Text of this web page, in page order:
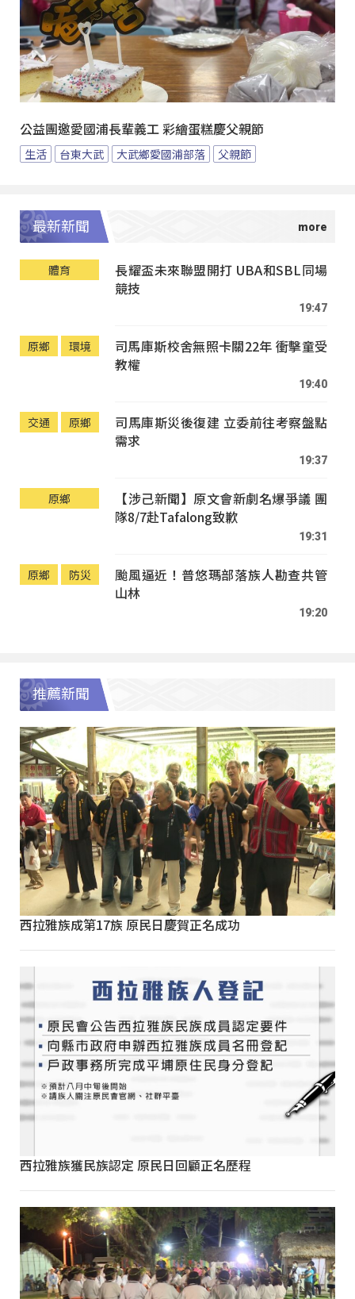
公益團邀愛國浦長輩義工 彩繪蛋糕慶父親節
生活 台東大武 大武鄉愛國浦部落 父親節
最新新聞
體育
長耀盃未來聯盟開打 UBA和SBL同場
競技
19:47
原鄉 環境
司馬庫斯校舍無照卡關22年 衝擊童受
教權
19:40
交通 原鄉
司馬庫斯災後復建 立委前往考察盤點
需求
19:37
原鄉
【涉己新聞】原文會新劇名爆爭議 團
隊8/7赴Tafalong致歉
19:31
原鄉 防災
颱風逼近！普悠瑪部落族人勘查共管
山林
19:20
推薦新聞
西拉雅族成第17族 原民日慶賀正名成功
西拉雅族獲民族認定 原民日回顧正名歷程